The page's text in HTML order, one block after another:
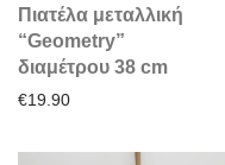
Πιατέλα μεταλλική
“Geometry”
διαμέτρου 38 cm
€19.90